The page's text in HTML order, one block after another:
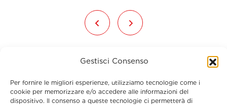
Gestisci Consenso
Per fornire le migliori esperienze, utilizziamo tecnologie come i
cookie per memorizzare e/o accedere alle informazioni del
dispositivo. Il consenso a queste tecnologie ci permetterà di